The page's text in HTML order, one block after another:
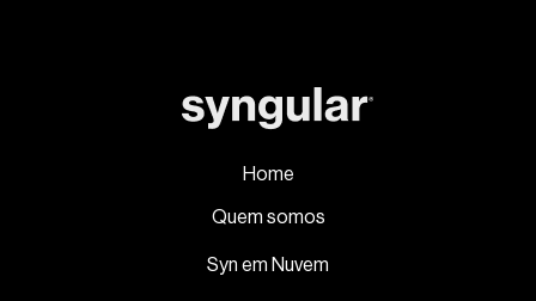
Home
Quem somos
Syn em Nuvem